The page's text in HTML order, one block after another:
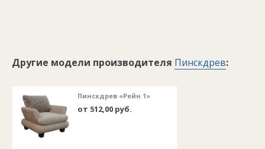
Другие модели производителя Пинскдрев:
Пинскдрев «Рейн 1»
от 512,00 руб.